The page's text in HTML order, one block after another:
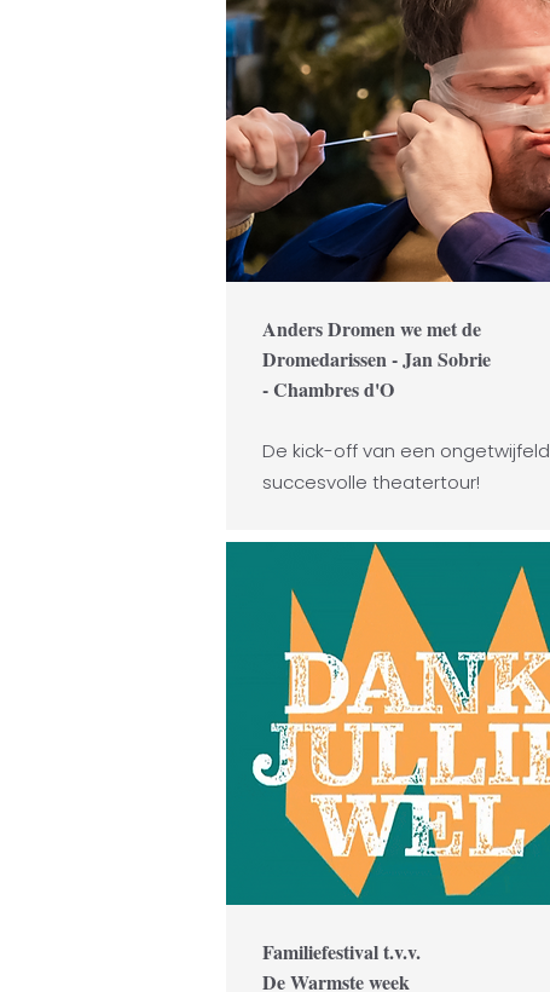
Anders Dromen we met de
Dromedarissen - Jan Sobrie
- Chambres d'O
De kick-off van een ongetwijfeld
succesvolle theatertour!
Familiefestival t.v.v.
De Warmste week